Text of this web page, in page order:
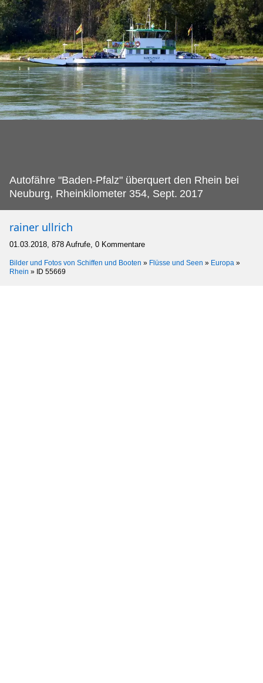
Autofähre "Baden-Pfalz" überquert den Rhein bei
Neuburg, Rheinkilometer 354, Sept. 2017
rainer ullrich
01.03.2018, 878 Aufrufe, 0 Kommentare
Bilder und Fotos von Schiffen und Booten » Flüsse und Seen » Europa »
Rhein » ID 55669